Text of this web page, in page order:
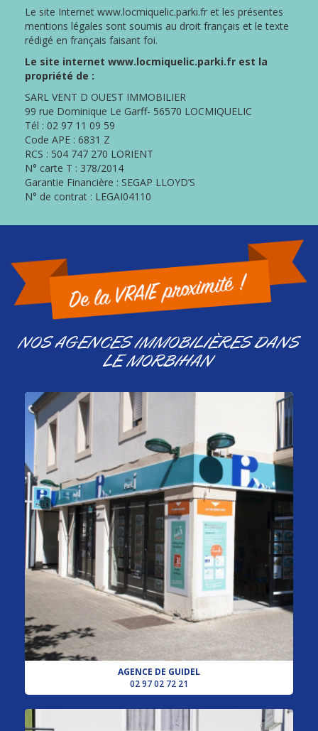
Le site Internet www.locmiquelic.parki.fr et les présentes
mentions légales sont soumis au droit français et le texte
rédigé en français faisant foi.
Le site internet www.locmiquelic.parki.fr est la
propriété de :
SARL VENT D OUEST IMMOBILIER
99 rue Dominique Le Garff- 56570 LOCMIQUELIC
Tél : 02 97 11 09 59
Code APE : 6831 Z
RCS : 504 747 270 LORIENT
N° carte T : 378/2014
Garantie Financière : SEGAP LLOYD’S
N° de contrat : LEGAI04110
NOS AGENCES IMMOBILIÈRES DANS
LE MORBIHAN
AGENCE DE GUIDEL
02 97 02 72 21